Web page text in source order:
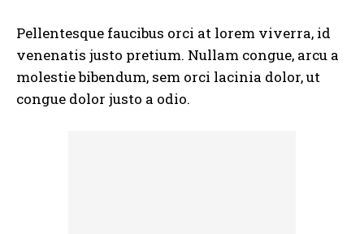
Pellentesque faucibus orci at lorem viverra, id
venenatis justo pretium. Nullam congue, arcu a
molestie bibendum, sem orci lacinia dolor, ut
congue dolor justo a odio.